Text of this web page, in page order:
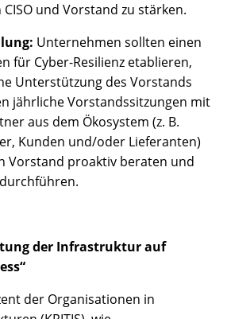
und Vorstand zu stärken.
Unternehmen sollten einen
für Cyber-Resilienz etablieren,
Unterstützung des Vorstands
jährliche Vorstandssitzungen mit
aus dem Ökosystem (z. B.
Kunden und/oder Lieferanten)
Vorstand proaktiv beraten und
der Infrastruktur auf
der Organisationen in